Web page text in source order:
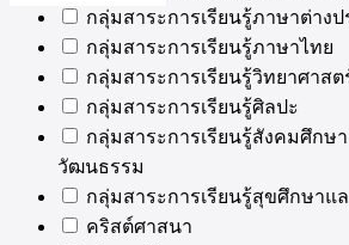
กลุ่มสาระการเรียนรู้ภาษาต่างป
กลุ่มสาระการเรียนรู้ภาษาไทย
กลุ่มสาระการเรียนรู้วิทยาศาสต
กลุ่มสาระการเรียนรู้ศิลปะ
กลุ่มสาระการเรียนรู้สังคมศึกษ
วัฒนธรรม
กลุ่มสาระการเรียนรู้สุขศึกษาแ
คริสต์ศาสนา